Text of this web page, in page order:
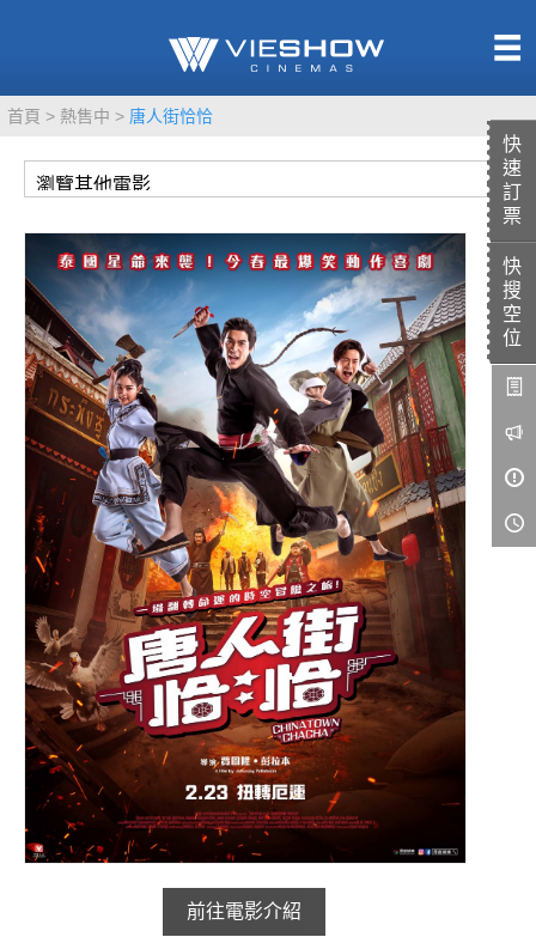
快
速
訂
票
快
搜
空
位
首頁 熱售中 唐人街恰恰
前往電影介紹
TITAN SCREEN
MUCROWN
IMAX
4DX
VR 演唱會
GOLD CLASS
AD口述影像
LIVE演唱會
影城餐飲
UNICORN
影城公告
影城活動
中獎名單
合作夥伴
商家介紹
加入iShow
會員Q&A